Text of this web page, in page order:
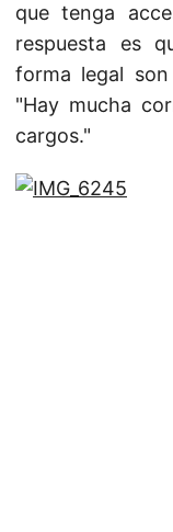
que tenga
respuesta es
forma legal
"Hay mucha
cargos."